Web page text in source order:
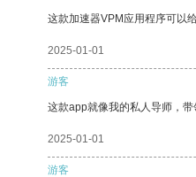
这款加速器VPM应用程序可以
2025-01-01
游客
这款app就像我的私人导师，带
2025-01-01
游客